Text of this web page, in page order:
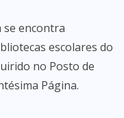
se encontra
escolares do
no Posto de
Página.